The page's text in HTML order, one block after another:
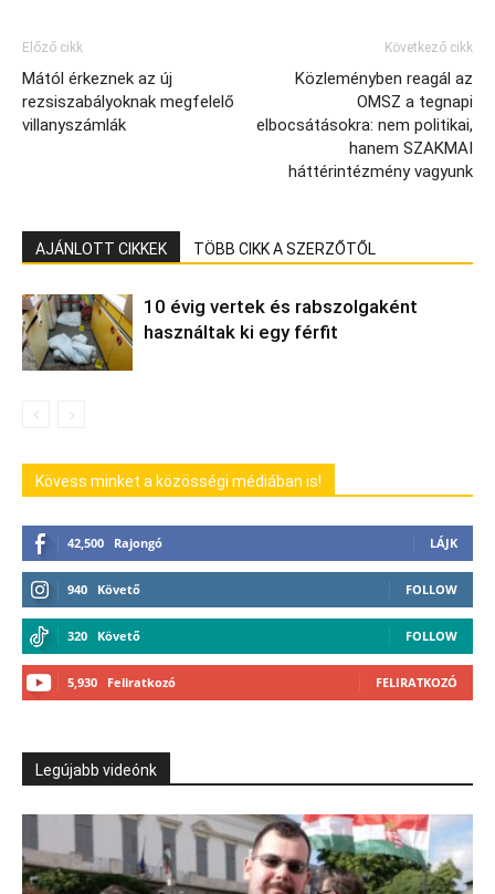
Előző cikk
Mától érkeznek az új
rezsiszabályoknak megfelelő
villanyszámlák
Következő cikk
Közleményben reagál az
OMSZ a tegnapi
elbocsátásokra: nem politikai,
hanem SZAKMAI
háttérintézmény vagyunk
AJÁNLOTT CIKKEK TÖBB CIKK A SZERZŐTŐL
10 évig vertek és rabszolgaként
használtak ki egy férfit
Kövess minket a közösségi médiában is!
42,500 Rajongó LÁJK
940 Követő FOLLOW
320 Követő FOLLOW
5,930 Feliratkozó FELIRATKOZÓ
Legújabb videónk